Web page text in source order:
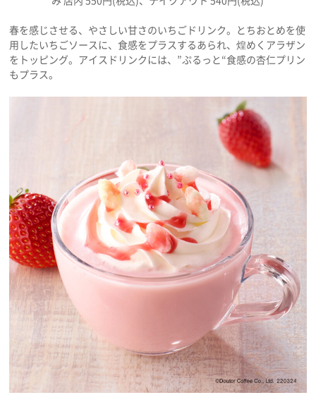
春を感じさせる、やさしい甘さのいちごドリンク。とちおとめを使
用したいちごソースに、食感をプラスするあられ、煌めくアラザン
をトッピング。アイスドリンクには、”ぷるっと“食感の杏仁プリン
もプラス。